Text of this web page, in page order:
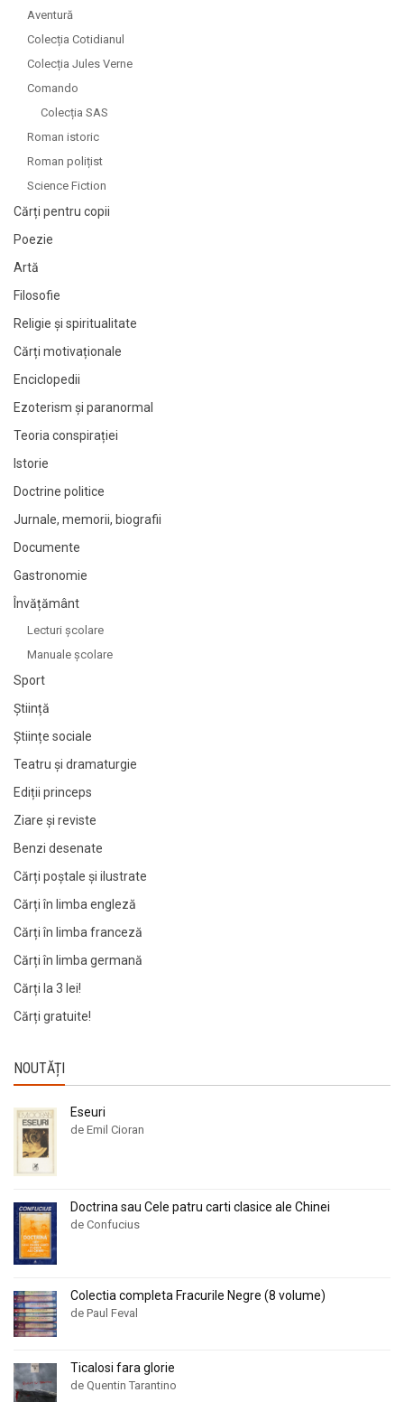
Aventură
Colecția Cotidianul
Colecția Jules Verne
Comando
Colecția SAS
Roman istoric
Roman polițist
Science Fiction
Cărți pentru copii
Poezie
Artă
Filosofie
Religie și spiritualitate
Cărți motivaționale
Enciclopedii
Ezoterism și paranormal
Teoria conspirației
Istorie
Doctrine politice
Jurnale, memorii, biografii
Documente
Gastronomie
Învățământ
Lecturi şcolare
Manuale şcolare
Sport
Știință
Științe sociale
Teatru și dramaturgie
Ediții princeps
Ziare şi reviste
Benzi desenate
Cărți poștale și ilustrate
Cărți în limba engleză
Cărți în limba franceză
Cărți în limba germană
Cărți la 3 lei!
Cărți gratuite!
NOUTĂȚI
Eseuri
de Emil Cioran
Doctrina sau Cele patru carti clasice ale Chinei
de Confucius
Colectia completa Fracurile Negre (8 volume)
de Paul Feval
Ticalosi fara glorie
de Quentin Tarantino